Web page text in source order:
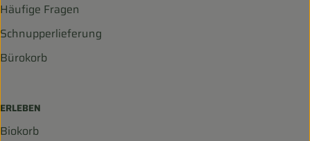
Häufige Fragen
Schnupperlieferung
Bürokorb
ERLEBEN
Biokorb